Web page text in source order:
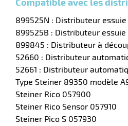
899525N : Distributeur
899525B : Distributeur
899845 : Distributeur à
52660 : Distributeur
52661 : Distributeur
Type Steiner 89350 modèle
Steiner Rico 057900
Steiner Rico Sensor 057910
Steiner Pico S 057930